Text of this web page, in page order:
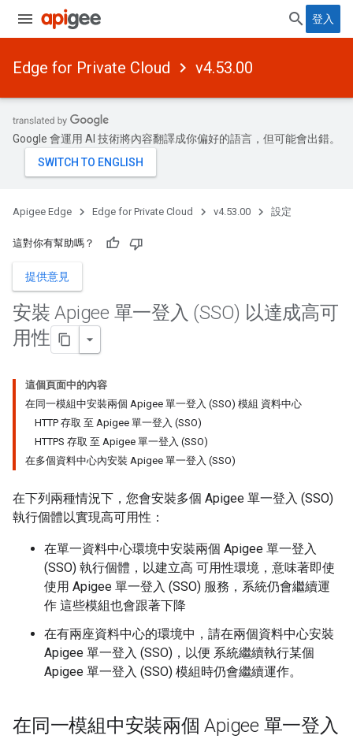
登入
Edge for Private Cloud v4.53.00
Google 會運用 AI 技術將內容翻譯成你偏好的語言，但可能會出錯。
Apigee Edge Edge for Private Cloud v4.53.00 設定
這對你有幫助嗎？
提供意見
安裝 Apigee 單一登入 (SSO) 以達成高可
用性
這個頁面中的內容
在同一模組中安裝兩個 Apigee 單一登入 (SSO) 模組 資料中心
HTTP 存取 至 Apigee 單一登入 (SSO)
HTTPS 存取 至 Apigee 單一登入 (SSO)
在多個資料中心內安裝 Apigee 單一登入 (SSO)
在下列兩種情況下，您會安裝多個 Apigee 單一登入 (SSO)
執行個體以實現高可用性：
在單一資料中心環境中安裝兩個 Apigee 單一登入
(SSO) 執行個體，以建立高 可用性環境，意味著即使
使用 Apigee 單一登入 (SSO) 服務，系統仍會繼續運
作 這些模組也會跟著下降
在有兩座資料中心的環境中，請在兩個資料中心安裝
Apigee 單一登入 (SSO)，以便 系統繼續執行某個
Apigee 單一登入 (SSO) 模組時仍會繼續運作。
在同一模組中安裝兩個 Apigee 單一登入